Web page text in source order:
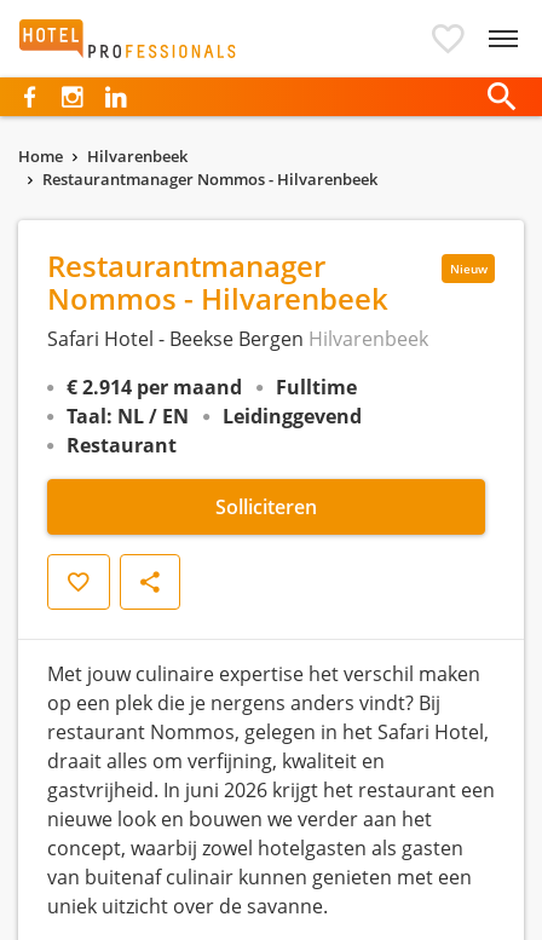
Hotelprofessionals
Home
Hilvarenbeek
Restaurantmanager Nommos - Hilvarenbeek
Nieuw
Restaurantmanager
Nommos - Hilvarenbeek
Safari Hotel - Beekse Bergen Hilvarenbeek
€ 2.914 per maand
Fulltime
Taal: NL / EN
Leidinggevend
Restaurant
Solliciteren
Opslaan Delen
Met jouw culinaire expertise het verschil maken
op een plek die je nergens anders vindt? Bij
restaurant Nommos, gelegen in het Safari Hotel,
draait alles om verfijning, kwaliteit en
gastvrijheid. In juni 2026 krijgt het restaurant een
nieuwe look en bouwen we verder aan het
concept, waarbij zowel hotelgasten als gasten
van buitenaf culinair kunnen genieten met een
uniek uitzicht over de savanne.